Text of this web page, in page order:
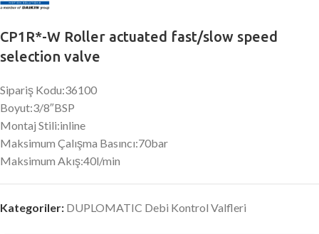
CP1R*-W Roller actuated fast/slow speed
selection valve
Sipariş Kodu:36100
Boyut:3/8″BSP
Montaj Stili:inline
Maksimum Çalışma Basıncı:70bar
Maksimum Akış:40l/min
Kategoriler: DUPLOMATIC Debi Kontrol Valfleri